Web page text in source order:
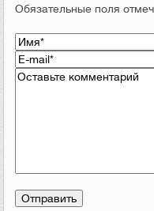
Обязательные поля